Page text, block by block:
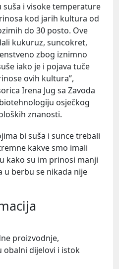
suša i visoke temperature
kod jarih kultura od
do 30 posto. Ove
kukuruz, suncokret,
zbog iznimno
iako je i pojava tuče
ovih kultura”,
Irena Jug sa Zavoda
osječkog
znanosti.
bi suša i sunce trebali
kakve smo imali
kako su im prinosi manji
u berbu se nikada nije
proizvodnje,
obalni dijelovi i istok